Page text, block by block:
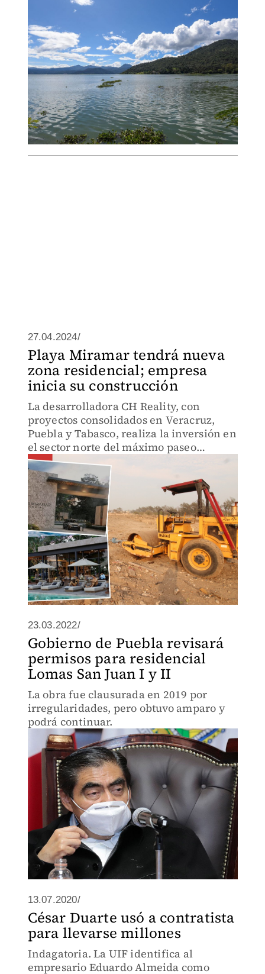
27.04.2024/
Playa Miramar tendrá nueva
zona residencial; empresa
inicia su construcción
La desarrolladora CH Reality, con
proyectos consolidados en Veracruz,
Puebla y Tabasco, realiza la inversión en
el sector norte del máximo paseo
turístico
23.03.2022/
Gobierno de Puebla revisará
permisos para residencial
Lomas San Juan I y II
La obra fue clausurada en 2019 por
irregularidades, pero obtuvo amparo y
podrá continuar.
13.07.2020/
César Duarte usó a contratista
para llevarse millones
Indagatoria. La UIF identifica al
empresario Eduardo Almeida como